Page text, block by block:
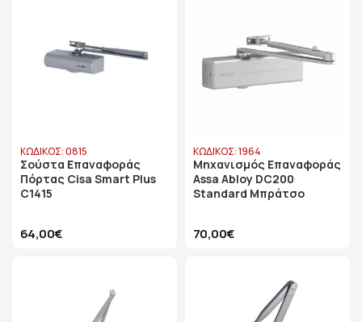
ΚΩΔΙΚΟΣ: 0815
Σούστα Επαναφοράς
Πόρτας Cisa Smart Plus
C1415
64,00€
ΚΩΔΙΚΟΣ: 1964
Μηχανισμός Επαναφοράς
Assa Abloy DC200
Standard Μπράτσο
70,00€